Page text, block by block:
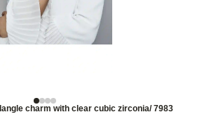
charm with clear cubic zirconia/ 7983